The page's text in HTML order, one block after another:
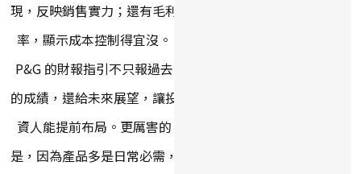
現，反映銷售實力；還有毛利
率，顯示成本控制得宜沒。
P&G 的財報指引不只報過去
的成績，還給未來展望，讓投
資人能提前布局。更厲害的
是，因為產品多是日常必需，